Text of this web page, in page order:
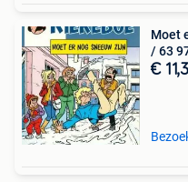
Moet
/ 63
€